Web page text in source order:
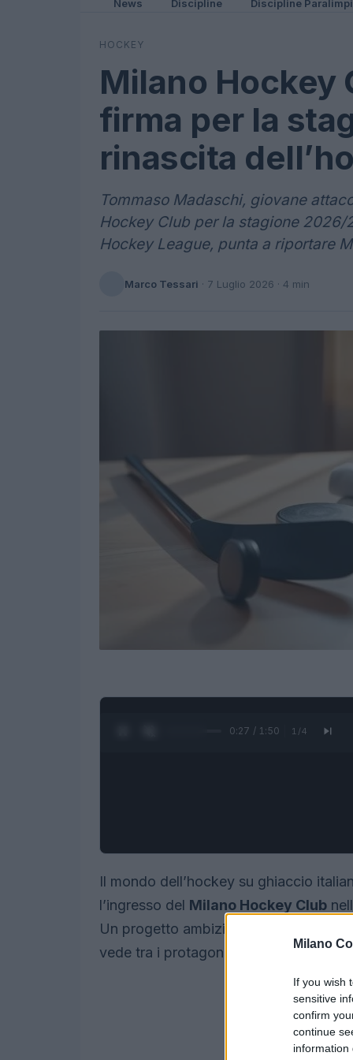
Milano
If you wish
sensitive
confirm
continue
information
News Discipline Discipline
HOCKEY
Milano Hockey
firma per la
rinascita
Tommaso Madaschi, giovane
Hockey Club per la stagione 2026/
Hockey League, punta a riportare
Marco Tessari · 7 Luglio 2026 · 4 min
0:28 / 1:50 1 /4
Il mondo dell’hockey su ghiaccio
l’ingresso del Milano Hockey Club
Un progetto ambizioso che punta a
vede tra i protagonisti il giovane